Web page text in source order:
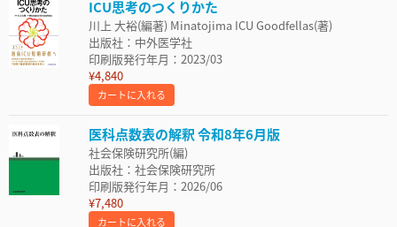
ICU思考のつくりかた
川上 大裕(編著) Minatojima ICU Goodfellas(著)
出版社：中外医学社
印刷版発行年月：2023/03
¥4,840
カートに入れる
医科点数表の解釈 令和8年6月版
社会保険研究所(編)
出版社：社会保険研究所
印刷版発行年月：2026/06
¥7,480
カートに入れる